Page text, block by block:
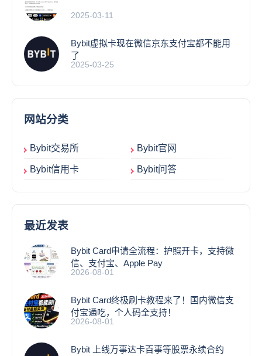
2025-03-11
Bybit虚拟卡现在微信京东支付宝都不能用
了
2025-03-25
网站分类
Bybit交易所 Bybit官网
Bybit信用卡 Bybit问答
最近发表
Bybit Card申请全流程：护照开卡，支持微
信、支付宝、Apple Pay
2026-08-01
Bybit Card终极刷卡教程来了！国内微信支
付宝通吃，个人码全支持！
2026-08-01
Bybit 上线万事达卡百事等股票永续合约